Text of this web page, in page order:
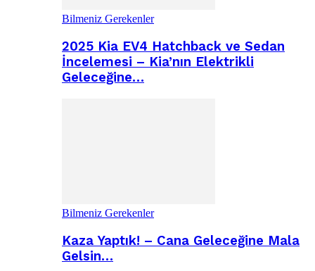
Bilmeniz Gerekenler
2025 Kia EV4 Hatchback ve Sedan
İncelemesi – Kia’nın Elektrikli
Geleceğine…
Bilmeniz Gerekenler
Kaza Yaptık! – Cana Geleceğine Mala
Gelsin…